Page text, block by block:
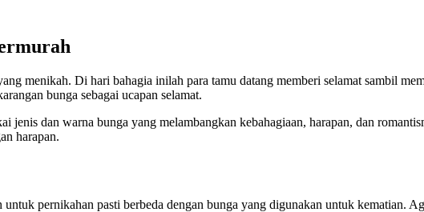
menikah. Di hari bahagia inilah para tamu datang memberi selamat sambil
bunga sebagai ucapan selamat.
jenis dan warna bunga yang melambangkan kebahagiaan, harapan, dan
harapan.
pernikahan pasti berbeda dengan bunga yang digunakan untuk kematian.